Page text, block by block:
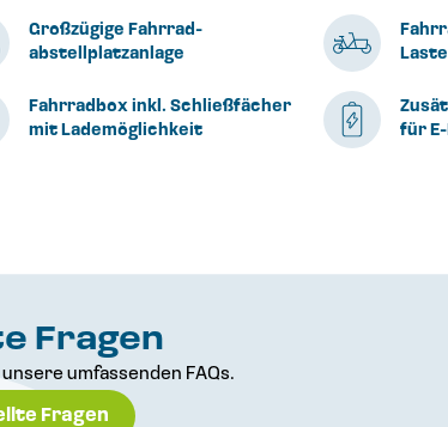
Großzügige Fahrrad-
abstellplatzanlage
Fahrradbox inkl. Schließfächer
mit Lademöglichkeit
für
Fragen
umfassenden FAQs.
Fragen